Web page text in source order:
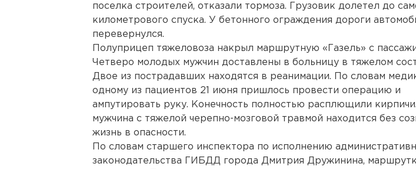
поселка строителей, отказали тормоза. Грузовик долетел до
километрового спуска. У бетонного ограждения дороги
перевернулся.
Полуприцеп тяжеловоза накрыл маршрутную «Газель» с
Четверо молодых мужчин доставлены в больницу в тяжелом
Двое из пострадавших находятся в реанимации. По словам
одному из пациентов 21 июня пришлось провести операцию и
ампутировать руку. Конечность полностью расплющили
мужчина с тяжелой черепно-мозговой травмой находится без
жизнь в опасности.
По словам старшего инспектора по исполнению
законодательства ГИБДД города Дмитрия Дружинина,